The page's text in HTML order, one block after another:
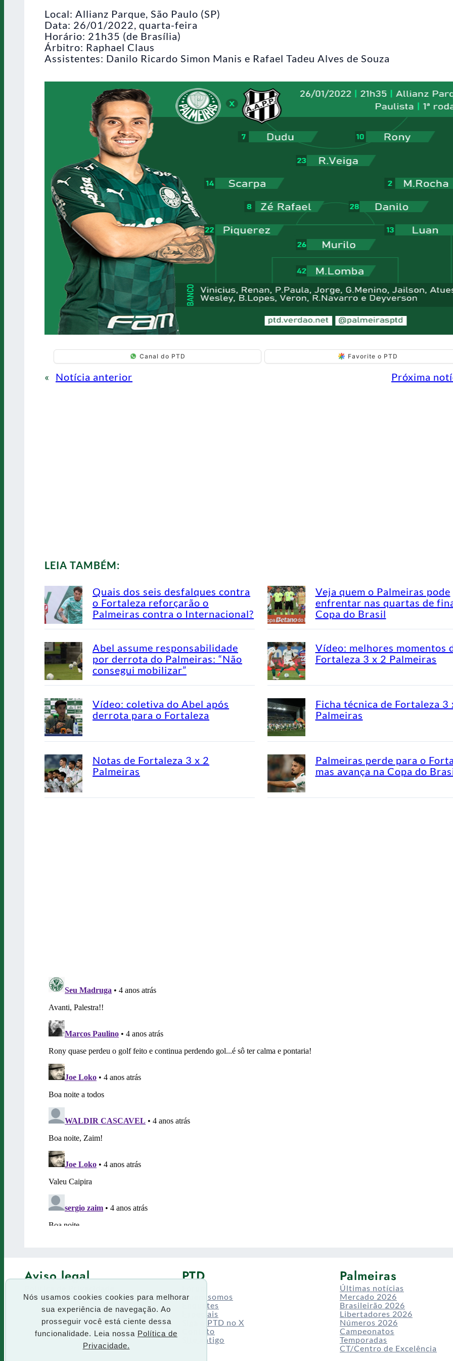
Nós usamos cookies cookies para melhorar
sua experiência de navegação. Ao
prosseguir você está ciente dessa
funcionalidade. Leia nossa Política de
Privacidade.
Local: Allianz Parque, São Paulo (SP)
Data: 26/01/2022, quarta-feira
Horário: 21h35 (de Brasília)
Árbitro: Raphael Claus
Assistentes: Danilo Ricardo Simon Manis e Rafael Tadeu Alves de Souza
Canal do PTD Favorite o PTD
« Notícia anterior Próxima
LEIA TAMBÉM:
Quais dos seis desfalques contra
o Fortaleza reforçarão o
Palmeiras contra o Internacional?
Veja quem o Palmeiras pode
enfrentar nas quartas de
Copa do Brasil
Abel assume responsabilidade
por derrota do Palmeiras: “Não
consegui mobilizar”
Vídeo: melhores momentos
Fortaleza 3 x 2 Palmeiras
Vídeo: coletiva do Abel após
derrota para o Fortaleza
Ficha técnica de Fortaleza 3
Palmeiras
Notas de Fortaleza 3 x 2
Palmeiras
Palmeiras perde para o
mas avança na Copa do
Aviso legal
Termos de uso
PTD
Quem somos
Enquetes
Especiais
Siga o PTD no X
Contato
Site antigo
Palmeiras
Últimas notícias
Mercado 2026
Brasileirão 2026
Libertadores 2026
Números 2026
Campeonatos
Temporadas
CT/Centro de Excelência